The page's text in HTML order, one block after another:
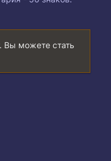
Вы можете стать